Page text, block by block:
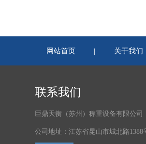
网站首页 | 关于我们
联系我们
巨鼎天衡（苏州）称重设备有限公司
公司地址：江苏省昆山市城北路